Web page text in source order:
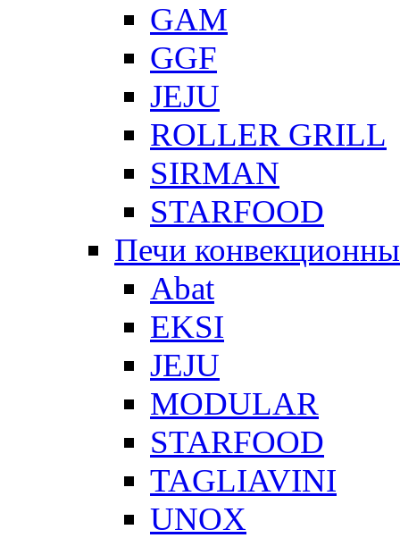
GAM
GGF
JEJU
ROLLER GRILL
SIRMAN
STARFOOD
Печи
Abat
EKSI
JEJU
MODULAR
STARFOOD
TAGLIAVINI
UNOX